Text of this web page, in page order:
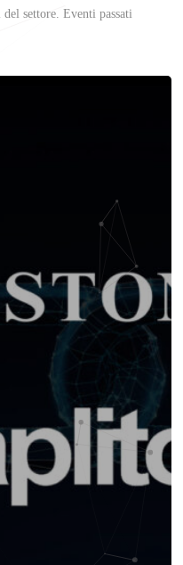
settore. Eventi passati